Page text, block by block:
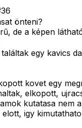
36
önteni?
de a képen
egy kavics
kovet egy
elkopott,
kutatasa
igy